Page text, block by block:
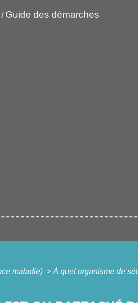
/ Guide des démarches
maladie) > À quel organisme de